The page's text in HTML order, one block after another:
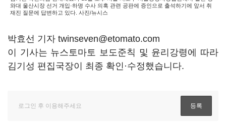
와대 울산시장 선거 개입·하명 수사 의혹 관련 공판에 증인으로 출석하기에 앞서 취
재진 질문에 답변하고 있다. 사진/뉴시스
박효선 기자 twinseven@etomato.com
이 기사는 뉴스토마토 보도준칙 및 윤리강령에 따라
김기성 편집국장이 최종 확인·수정했습니다.